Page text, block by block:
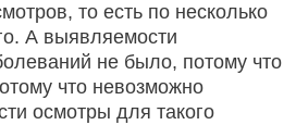
то есть по несколько
А выявляемости
не было, потому что
что невозможно
осмотры для такого